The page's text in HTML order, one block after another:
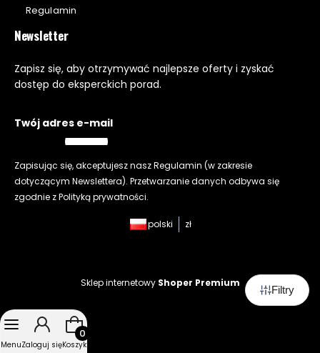
Filtry
Regulamin
Newsletter
Zapisz się, aby otrzymywać najlepsze oferty i zyskać
dostęp do eksperckich porad.
Twój adres e-mail
Zapisując się, akceptujesz naszRegulamin (w zakresie
dotyczącym Newslettera). Przetwarzanie danych odbywa się
zgodnie zPolityką prywatności.
polski zł
Sklep internetowy Shoper Premium
MenuZaloguj się
Produkty w koszyku: 0. Zobacz szczegóły
Koszyk